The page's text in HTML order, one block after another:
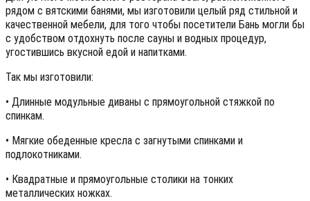
рядом с вятскими банями, мы изготовили целый ряд стильной и
качественной мебели, для того чтобы посетители Бань могли бы
с удобством отдохнуть после сауны и водных процедур,
угостившись вкусной едой и напитками.
Так мы изготовили:
• Длинные модульные диваны с прямоугольной стяжкой по
спинкам.
• Мягкие обеденные кресла с загнутыми спинками и
подлокотниками.
• Квадратные и прямоугольные столики на тонких
металлических ножках.